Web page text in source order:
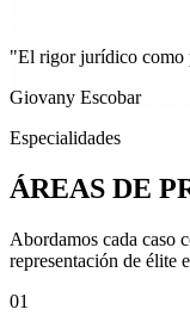
"El rigor jurídico como
Giovany Escobar
Especialidades
ÁREAS DE
Abordamos cada caso
representación de élite
01